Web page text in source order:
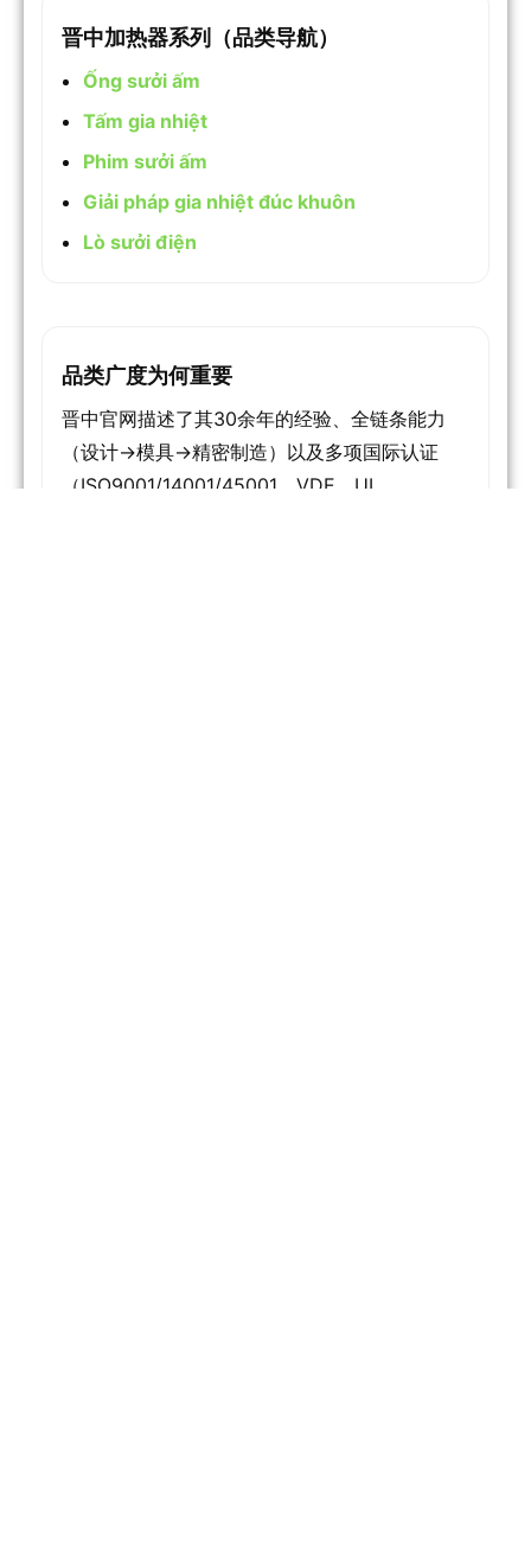
晋中加热器系列（品类导航）
Ống sưởi ấm
Tấm gia nhiệt
Phim sưởi ấm
Giải pháp gia nhiệt đúc khuôn
Lò sưởi điện
品类广度为何重要
晋中官网描述了其30余年的经验、全链条能力
（设计→模具→精密制造）以及多项国际认证
（ISO9001/14001/45001、VDE、UL、